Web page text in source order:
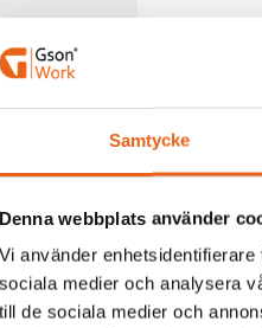
Samtycke
Denna webbplats använder
Vi använder
sociala medier och analysera
till de sociala medier och